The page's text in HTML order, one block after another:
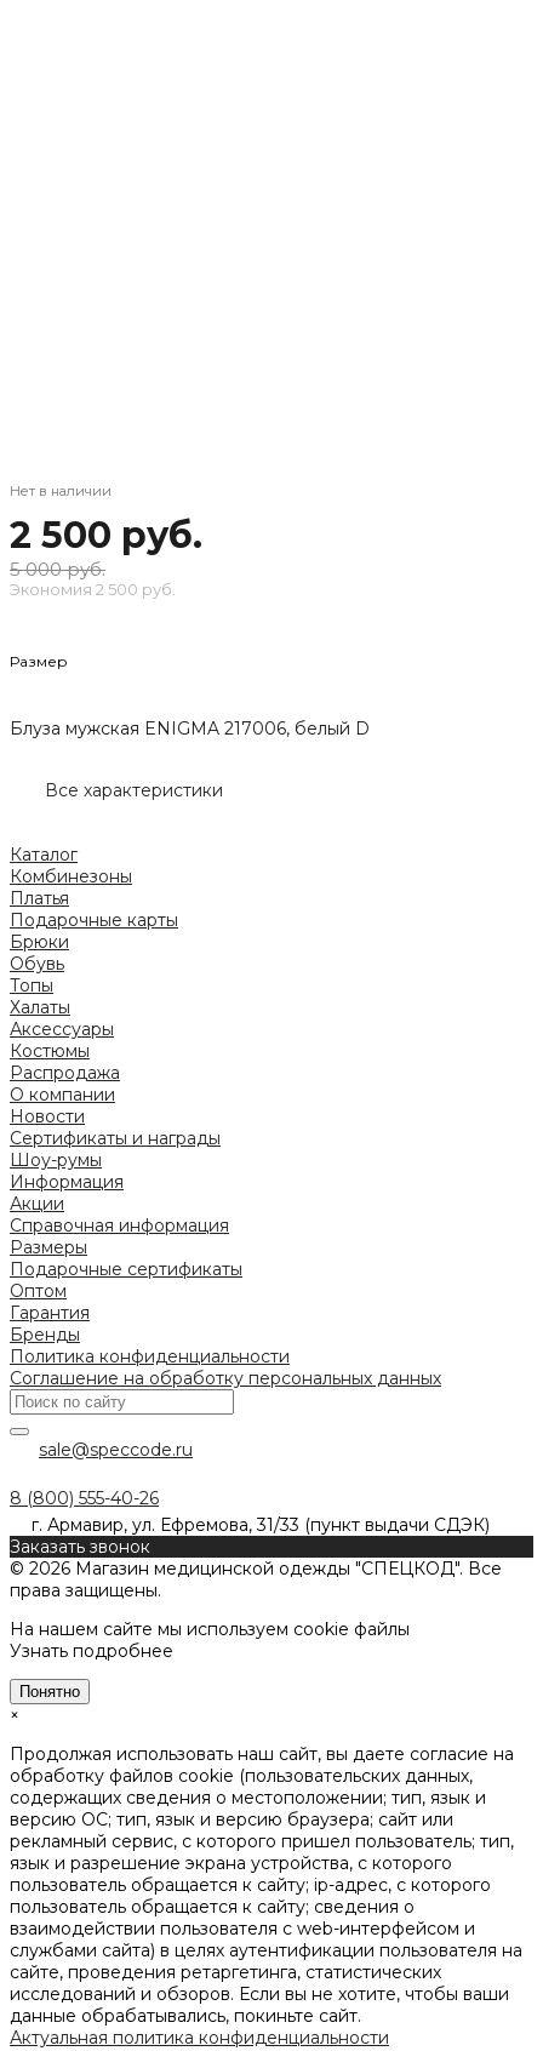
Нет в наличии
2 500 руб.
5 000 руб.
Экономия 2 500 руб.
Размер
Блуза мужская ENIGMA 217006, белый D
Все характеристики
Каталог
Комбинезоны
Платья
Подарочные карты
Брюки
Обувь
Топы
Халаты
Аксессуары
Костюмы
Распродажа
О компании
Новости
Сертификаты и награды
Шоу-румы
Информация
Акции
Справочная информация
Размеры
Подарочные сертификаты
Оптом
Гарантия
Бренды
Политика конфиденциальности
Соглашение на обработку персональных данных
sale@speccode.ru
8 (800) 555-40-26
г. Армавир, ул. Ефремова, 31/33 (пункт выдачи СДЭК)
Заказать звонок
© 2026 Магазин медицинской одежды "СПЕЦКОД". Все
права защищены.
На нашем сайте мы используем cookie файлы
Узнать подробнее
Понятно
×
Продолжая использовать наш сайт, вы даете согласие на
обработку файлов cookie (пользовательских данных,
содержащих сведения о местоположении; тип, язык и
версию ОС; тип, язык и версию браузера; сайт или
рекламный сервис, с которого пришел пользователь; тип,
язык и разрешение экрана устройства, с которого
пользователь обращается к сайту; ip-адрес, с которого
пользователь обращается к сайту; сведения о
взаимодействии пользователя с web-интерфейсом и
службами сайта) в целях аутентификации пользователя на
сайте, проведения ретаргетинга, статистических
исследований и обзоров. Если вы не хотите, чтобы ваши
данные обрабатывались, покиньте сайт.
Актуальная политика конфиденциальности